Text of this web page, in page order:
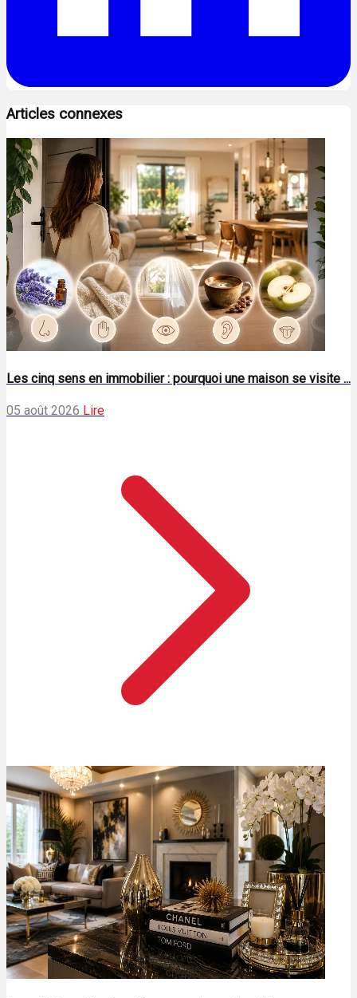
Articles connexes
Les cinq sens en immobilier : pourquoi une maison se visite ...
05 août 2026 Lire